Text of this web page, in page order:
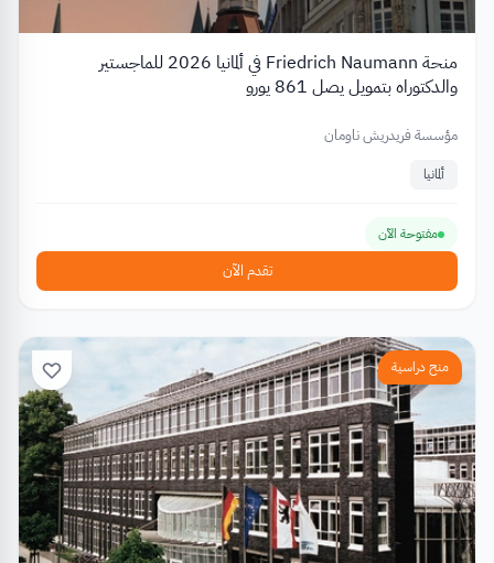
منحة Friedrich Naumann في ألمانيا 2026 للماجستير
والدكتوراه بتمويل يصل 861 يورو
مؤسسة فريدريش ناومان
ألمانيا
مفتوحة الآن
تقدم الآن
منح دراسية